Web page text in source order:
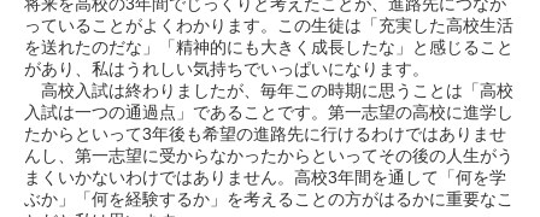
将来を高校の3年間でじっくりと考えたことが、進路先につなが
っていることがよくわかります。この生徒は「充実した高校生活
を送れたのだな」「精神的にも大きく成長したな」と感じること
があり、私はうれしい気持ちでいっぱいになります。
高校入試は終わりましたが、毎年この時期に思うことは「高校
入試は一つの通過点」であることです。第一志望の高校に進学し
たからといって3年後も希望の進路先に行けるわけではありませ
んし、第一志望に受からなかったからといってその後の人生がう
まくいかないわけではありません。高校3年間を通して「何を学
ぶか」「何を経験するか」を考えることの方がはるかに重要なこ